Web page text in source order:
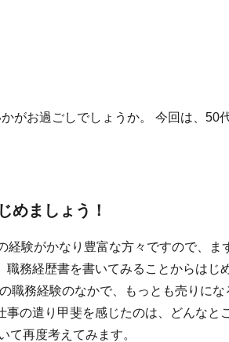
がお過ごしでしょうか。 今回は、50
めましょう！
経験がかなり豊富な方々ですので、ま
務経歴書を書いてみることからはじ
職務経験のなかで、もっとも売りにな
の遣り甲斐を感じたのは、どんなと
て再度考えてみます。